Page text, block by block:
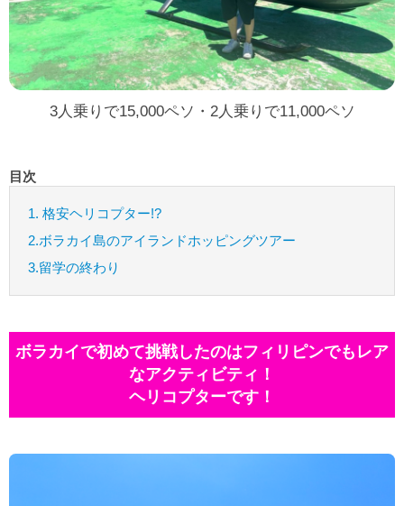
3人乗りで15,000ペソ・2人乗りで11,000ペソ
目次
1. 格安ヘリコプター!?
2.ボラカイ島のアイランドホッピングツアー
3.留学の終わり
ボラカイで初めて挑戦したのはフィリピンでもレア
なアクティビティ！
ヘリコプターです！